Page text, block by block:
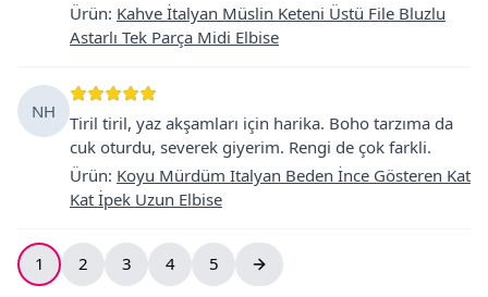
Ürün: Kahve İtalyan Müslin Keteni Üstü File Bluzlu
Astarlı Tek Parça Midi Elbise
NH
Tiril tiril, yaz akşamları için harika. Boho tarzıma da
cuk oturdu, severek giyerim. Rengi de çok farkli.
Ürün: Koyu Mürdüm Italyan Beden İnce Gösteren Kat
Kat İpek Uzun Elbise
1 2 3 4 5